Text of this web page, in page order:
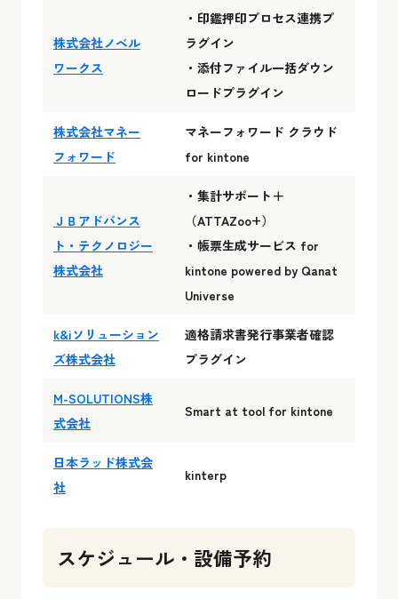
株式会社ノベル
ワークス
・印鑑押印プロセス連携プ
ラグイン
・添付ファイル一括ダウン
ロードプラグイン
株式会社マネー
フォワード
マネーフォワード クラウド
for kintone
ＪＢアドバンス
ト・テクノロジー
株式会社
・集計サポート＋
（ATTAZoo+）
・帳票生成サービス for
kintone powered by Qanat
Universe
k&iソリューション
ズ株式会社
適格請求書発行事業者確認
プラグイン
M-SOLUTIONS株
式会社
Smart at tool for kintone
日本ラッド株式会
社
kinterp
スケジュール・設備予約